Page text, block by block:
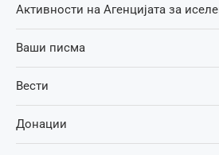
Активности на Агенцијата за
Ваши писма
Вести
Донации